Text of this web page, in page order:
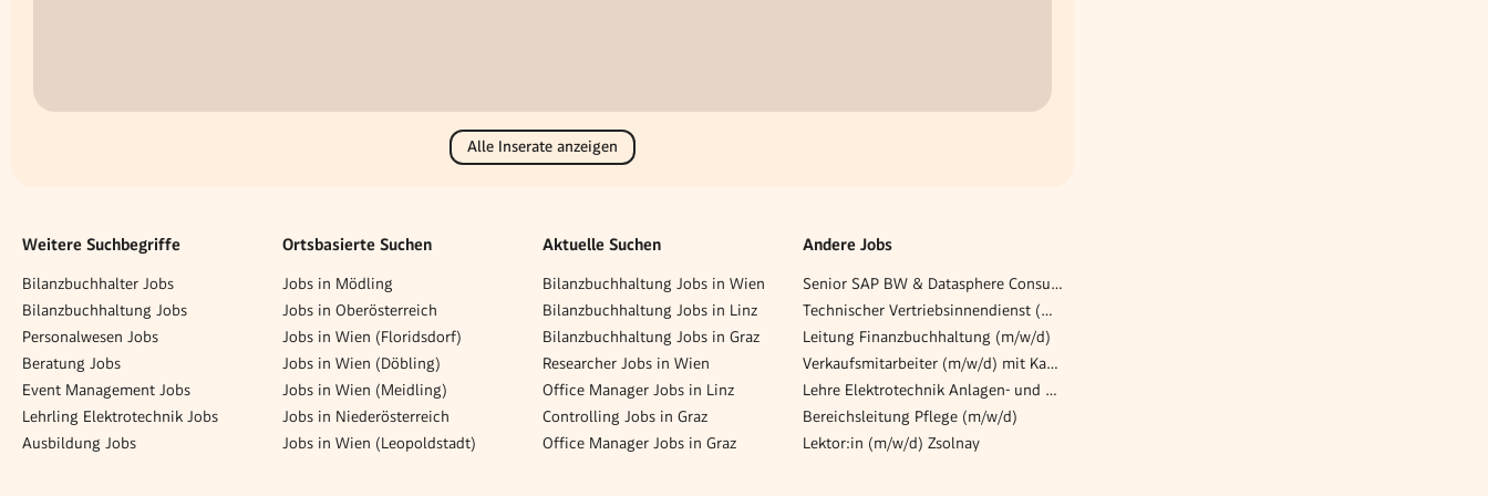
Alle Inserate anzeigen
Weitere Suchbegriffe
Bilanzbuchhalter Jobs
Bilanzbuchhaltung Jobs
Personalwesen Jobs
Beratung Jobs
Event Management Jobs
Lehrling Elektrotechnik Jobs
Ausbildung Jobs
Ortsbasierte Suchen
Jobs in Mödling
Jobs in Oberösterreich
Jobs in Wien (Floridsdorf)
Jobs in Wien (Döbling)
Jobs in Wien (Meidling)
Jobs in Niederösterreich
Jobs in Wien (Leopoldstadt)
Aktuelle Suchen
Bilanzbuchhaltung Jobs in Wien
Bilanzbuchhaltung Jobs in Linz
Bilanzbuchhaltung Jobs in Graz
Researcher Jobs in Wien
Office Manager Jobs in Linz
Controlling Jobs in Graz
Office Manager Jobs in Graz
Andere Jobs
Senior SAP BW & Datasphere Consultant (m/w/d)
Technischer Vertriebsinnendienst (w/m/x)
Leitung Finanzbuchhaltung (m/w/d)
Verkaufsmitarbeiter (m/w/d) mit Kassiertätigkeit
Lehre Elektrotechnik Anlagen- und Betriebstechnik / Automatisierungs- und Prozessleittechnik (w/m/d)
Bereichsleitung Pflege (m/w/d)
Lektor:in (m/w/d) Zsolnay